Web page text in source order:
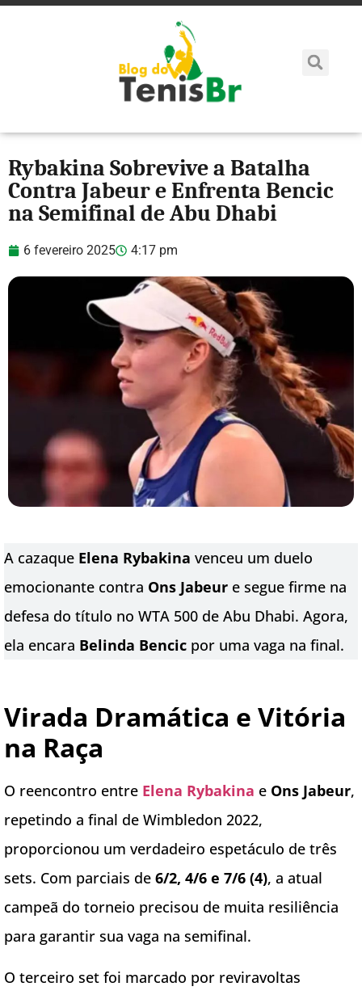
Rybakina Sobrevive a Batalha
Contra Jabeur e Enfrenta Bencic
na Semifinal de Abu Dhabi
6 fevereiro 2025 4:17 pm
A cazaque Elena Rybakina venceu um duelo
emocionante contra Ons Jabeur e segue firme na
defesa do título no WTA 500 de Abu Dhabi. Agora,
ela encara Belinda Bencic por uma vaga na final.
Virada Dramática e Vitória
na Raça
O reencontro entre Elena Rybakina e Ons Jabeur,
repetindo a final de Wimbledon 2022,
proporcionou um verdadeiro espetáculo de três
sets. Com parciais de 6/2, 4/6 e 7/6 (4), a atual
campeã do torneio precisou de muita resiliência
para garantir sua vaga na semifinal.
O terceiro set foi marcado por reviravoltas